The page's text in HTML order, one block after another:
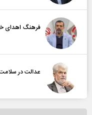
فرهنگ اهدای
عدالت در سلامت